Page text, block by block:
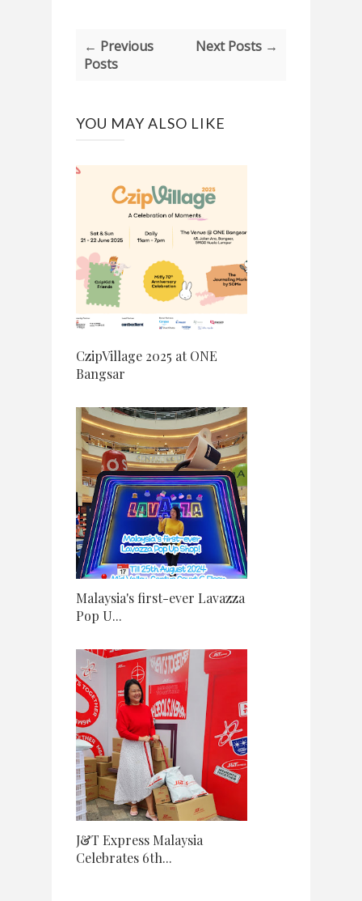
← Previous
Posts
Next Posts →
YOU MAY ALSO LIKE
CzipVillage 2025 at ONE
Bangsar
Malaysia's first-ever Lavazza
Pop U...
J&T Express Malaysia
Celebrates 6th...